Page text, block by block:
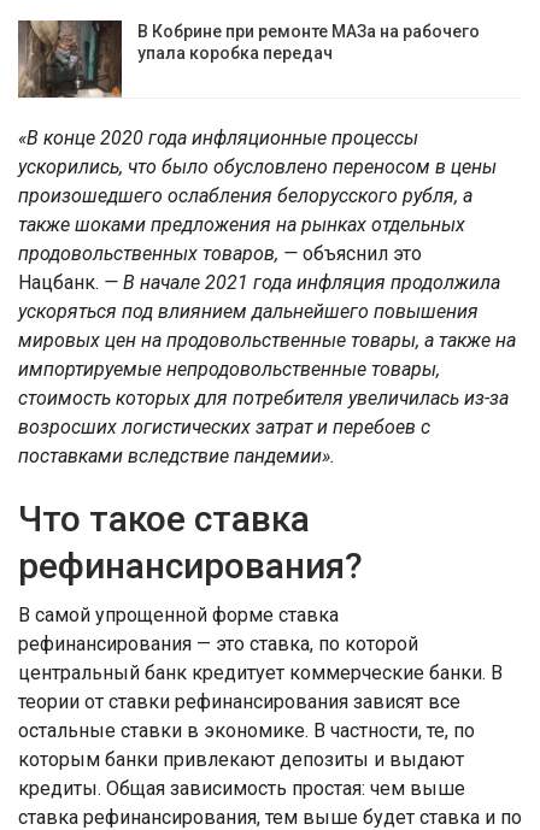
В Кобрине при ремонте МАЗа на рабочего
упала коробка передач
«В конце 2020 года инфляционные процессы
ускорились, что было обусловлено переносом в цены
произошедшего ослабления белорусского рубля, а
также шоками предложения на рынках отдельных
продовольственных товаров, — объяснил это
Нацбанк. — В начале 2021 года инфляция продолжила
ускоряться под влиянием дальнейшего повышения
мировых цен на продовольственные товары, а также на
импортируемые непродовольственные товары,
стоимость которых для потребителя увеличилась из-за
возросших логистических затрат и перебоев с
поставками вследствие пандемии».
Что такое ставка
рефинансирования?
В самой упрощенной форме ставка
рефинансирования — это ставка, по которой
центральный банк кредитует коммерческие банки. В
теории от ставки рефинансирования зависят все
остальные ставки в экономике. В частности, те, по
которым банки привлекают депозиты и выдают
кредиты. Общая зависимость простая: чем выше
ставка рефинансирования, тем выше будет ставка и по